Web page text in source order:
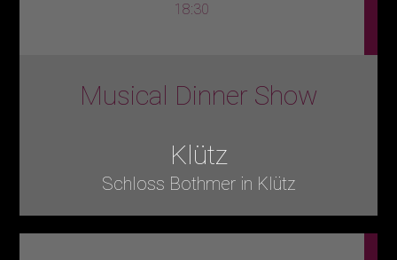
18:30
Musical Dinner Show
Klütz
Schloss Bothmer in Klütz